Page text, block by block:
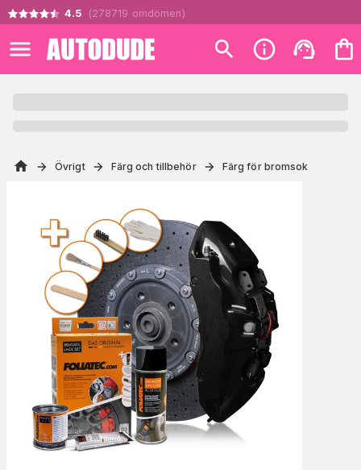
4.5 (278719 omdömen )
Övrigt Färg och tillbehör Färg för bromsok